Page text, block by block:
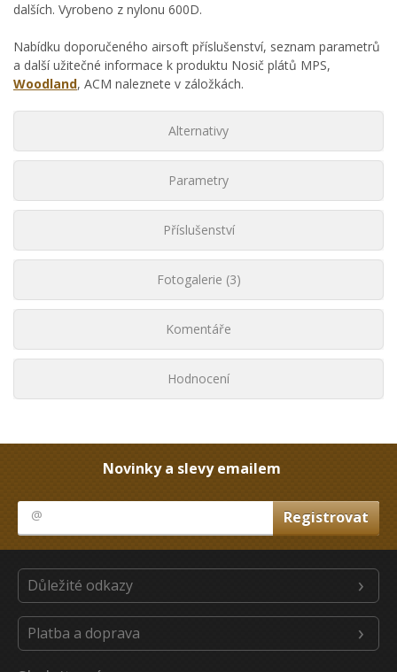
dalších. Vyrobeno z nylonu 600D.
Nabídku doporučeného airsoft příslušenství, seznam parametrů
a další užitečné informace k produktu Nosič plátů MPS,
Woodland, ACM naleznete v záložkách.
Alternativy
Parametry
Příslušenství
Fotogalerie (3)
Komentáře
Hodnocení
Novinky a slevy emailem
Důležité odkazy
Platba a doprava